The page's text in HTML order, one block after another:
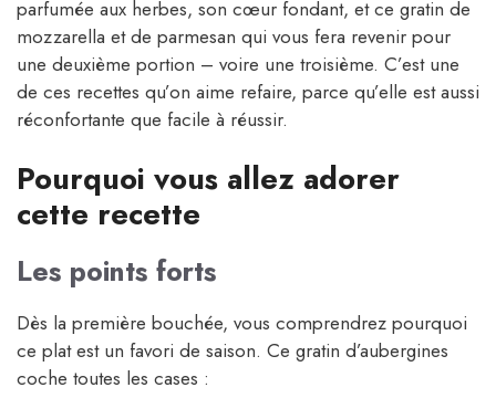
parfumée aux herbes, son cœur fondant, et ce gratin de
mozzarella et de parmesan qui vous fera revenir pour
une deuxième portion – voire une troisième. C’est une
de ces recettes qu’on aime refaire, parce qu’elle est aussi
réconfortante que facile à réussir.
Pourquoi vous allez adorer
cette recette
Les points forts
Dès la première bouchée, vous comprendrez pourquoi
ce plat est un favori de saison. Ce gratin d’aubergines
coche toutes les cases :